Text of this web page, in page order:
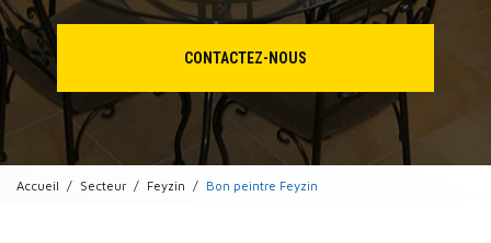
CONTACTEZ-NOUS
Accueil Secteur Feyzin Bon peintre Feyzin